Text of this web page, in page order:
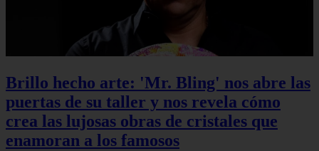
Brillo hecho arte: 'Mr. Bling' nos abre las
puertas de su taller y nos revela cómo
crea las lujosas obras de cristales que
enamoran a los famosos